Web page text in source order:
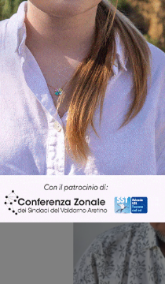
Al via i centri estivi: i ragazzi
riprendono le attività con i coetanei.
Parte delle spese a carico del Comune
Ultime Notizie